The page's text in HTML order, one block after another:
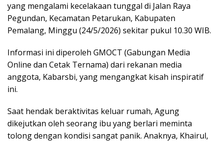
yang mengalami kecelakaan tunggal di Jalan Raya
Pegundan, Kecamatan Petarukan, Kabupaten
Pemalang, Minggu (24/5/2026) sekitar pukul 10.30 WIB.
Informasi ini diperoleh GMOCT (Gabungan Media
Online dan Cetak Ternama) dari rekanan media
anggota, Kabarsbi, yang mengangkat kisah inspiratif
ini.
Saat hendak beraktivitas keluar rumah, Agung
dikejutkan oleh seorang ibu yang berlari meminta
tolong dengan kondisi sangat panik. Anaknya, Khairul,